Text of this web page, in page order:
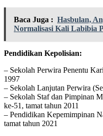
Baca Juga : Hasbulan,
Normalisasi Kali Labibia
Pendidikan Kepolisian:
– Sekolah Perwira Penentu
1997
– Sekolah Lanjutan Perwira
– Sekolah Staf dan Pimpinan
ke-51, tamat tahun 2011
– Pendidikan Kepemimpinan
tamat tahun 2021